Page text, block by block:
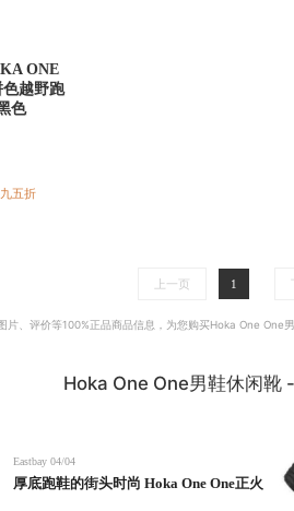
ONE
越野跑
色
五折
上一页 1
片、评价等100%正品商品信息，为您购买Hoka One One
Hoka One One男鞋休闲靴 -
Eastbay 04/04
厚底跑鞋的街头时尚 Hoka One One正火